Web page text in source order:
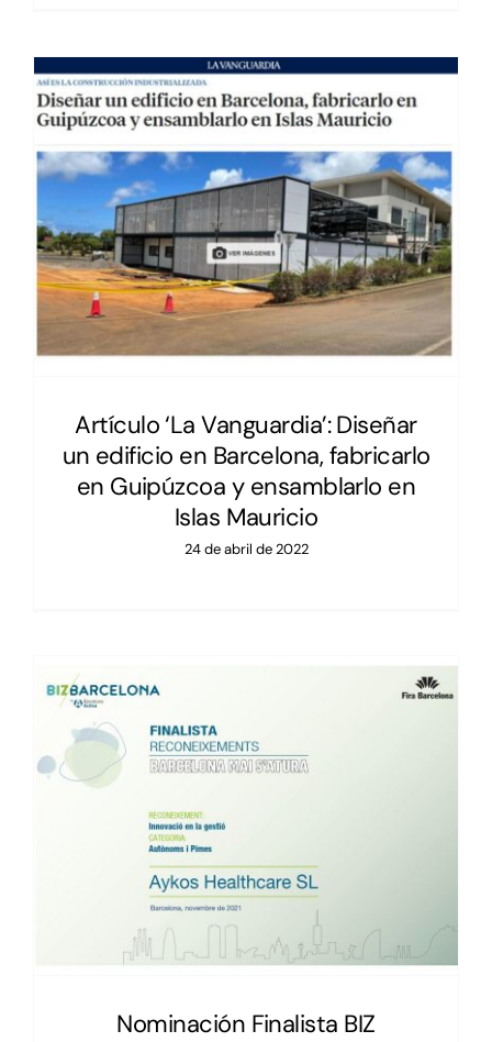
Artículo ‘La Vanguardia’: Diseñar
un edificio en Barcelona, fabricarlo
en Guipúzcoa y ensamblarlo en
Islas Mauricio
24 de abril de 2022
Nominación Finalista BIZ